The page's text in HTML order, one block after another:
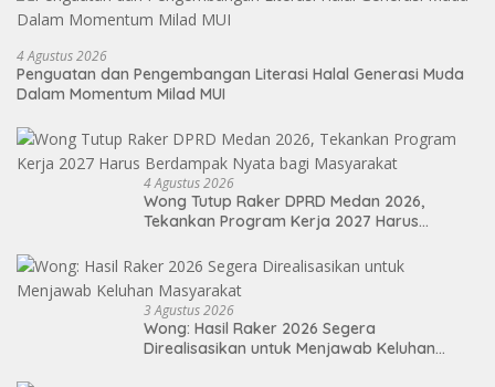
4 Agustus 2026
Penguatan dan Pengembangan Literasi Halal Generasi Muda
Dalam Momentum Milad MUI
4 Agustus 2026
Wong Tutup Raker DPRD Medan 2026,
Tekankan Program Kerja 2027 Harus
3 Agustus 2026
Wong: Hasil Raker 2026 Segera
Direalisasikan untuk Menjawab Keluhan